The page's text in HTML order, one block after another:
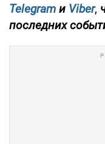
Telegram и Viber,
последних